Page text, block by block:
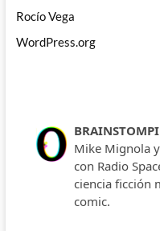
Rocío Vega
WordPress.org